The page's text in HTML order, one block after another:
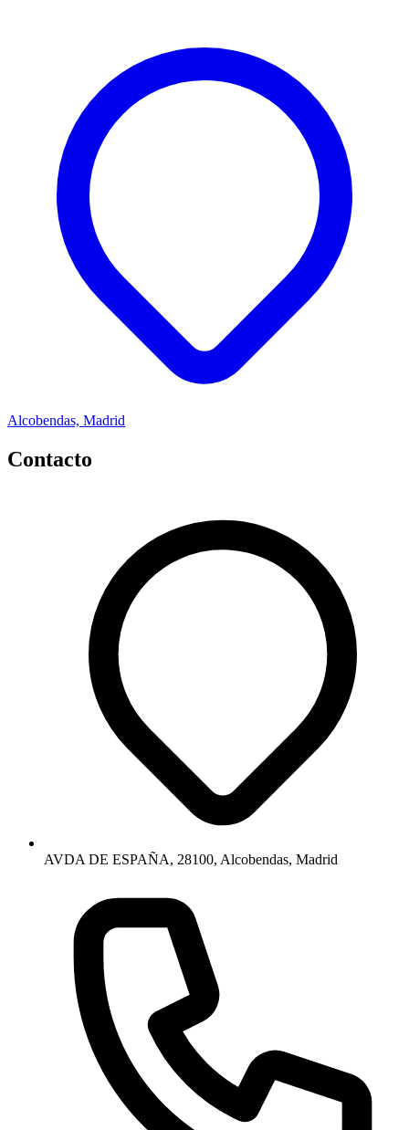
Alcobendas, Madrid
Contacto
AVDA DE ESPAÑA, 28100, Alcobendas, Madrid